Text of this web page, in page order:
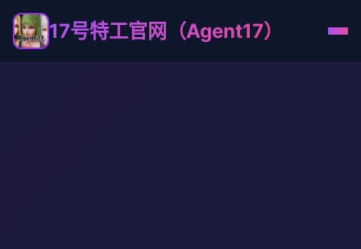
17号特工官网（Agent17）